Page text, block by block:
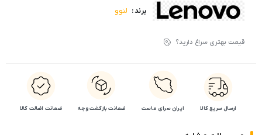
برند : لنوو
قیمت بهتری سراغ دارید؟
ارسال سریع کالا ایران سرای ماست ضمانت بازگشت وجه ضمانت اضالت کالا